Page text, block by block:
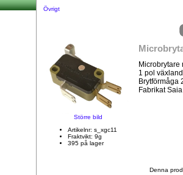
Övrigt
Större bild
Microbrytare
1 pol
Brytförmåga
Fabrikat Saia
Artikelnr: s_xgc11
Fraktvikt: 9g
395 på lager
Denna